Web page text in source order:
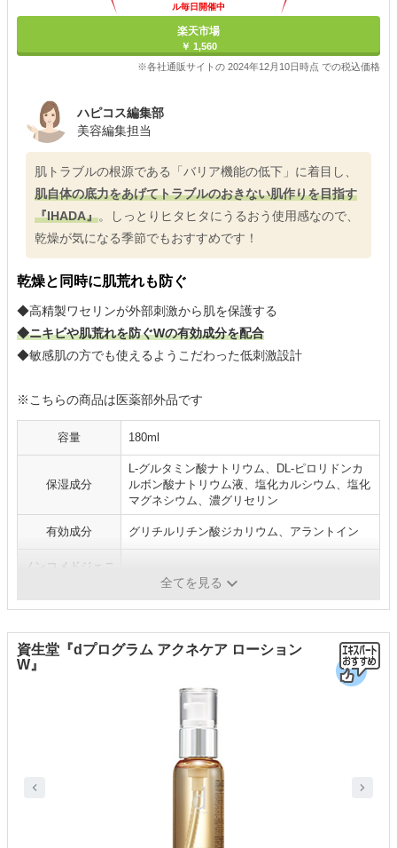
ル毎日開催中
楽天市場
￥ 1,560
※各社通販サイトの 2024年12月10日時点 での税込価格
ハピコス編集部
美容編集担当
肌トラブルの根源である「バリア機能の低下」に着目し、
肌自体の底力をあげてトラブルのおきない肌作りを目指す
『IHADA』。しっとりヒタヒタにうるおう使用感なので、
乾燥が気になる季節でもおすすめです！
乾燥と同時に肌荒れも防ぐ
◆高精製ワセリンが外部刺激から肌を保護する
◆ニキビや肌荒れを防ぐWの有効成分を配合
◆敏感肌の方でも使えるようこだわった低刺激設計
※こちらの商品は医薬部外品です
容量 180ml
保湿成分
L-グルタミン酸ナトリウム、DL-ピロリドンカ
ルボン酸ナトリウム液、塩化カルシウム、塩化
マグネシウム、濃グリセリン
有効成分 グリチルリチン酸ジカリウム、アラントイン
ノンコメドジェニ
全てを見る
資生堂『dプログラム アクネケア ローション
W』